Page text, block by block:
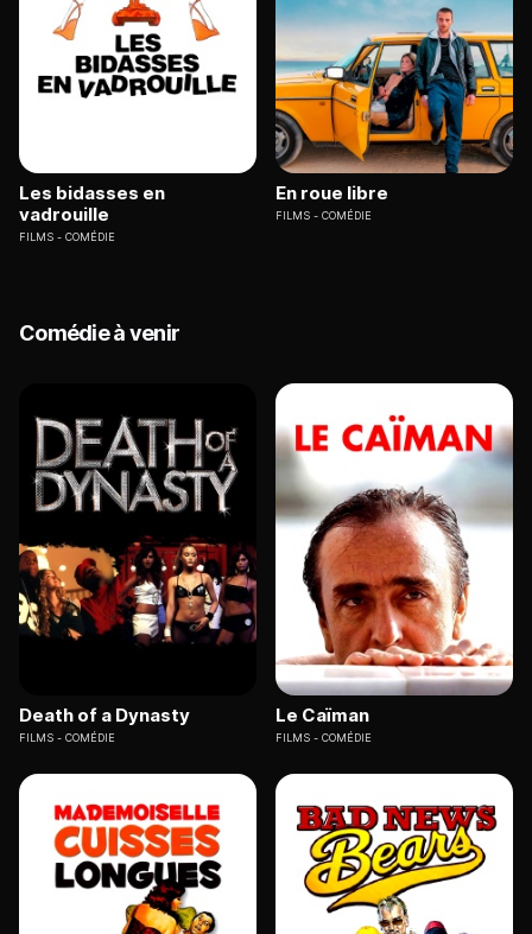
Les bidasses en
vadrouille
FILMS COMÉDIE
En roue libre
FILMS COMÉDIE
Comédie à venir
Death of a Dynasty
FILMS COMÉDIE
Le Caïman
FILMS COMÉDIE